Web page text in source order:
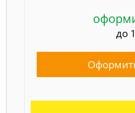
до